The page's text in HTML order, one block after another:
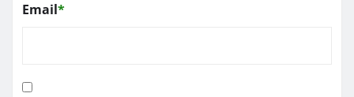
Email*